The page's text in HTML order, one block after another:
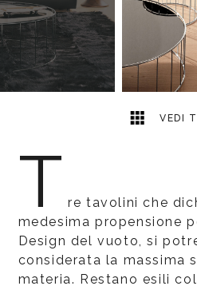
VEDI
2
T re tavolini che
medesima propensione
Design del vuoto, si
considerata la massima
materia. Restano esili